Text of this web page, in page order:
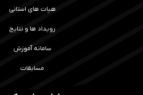
هیات های استانی
رویداد ها و نتایج
سامانه آموزش
مسابقات